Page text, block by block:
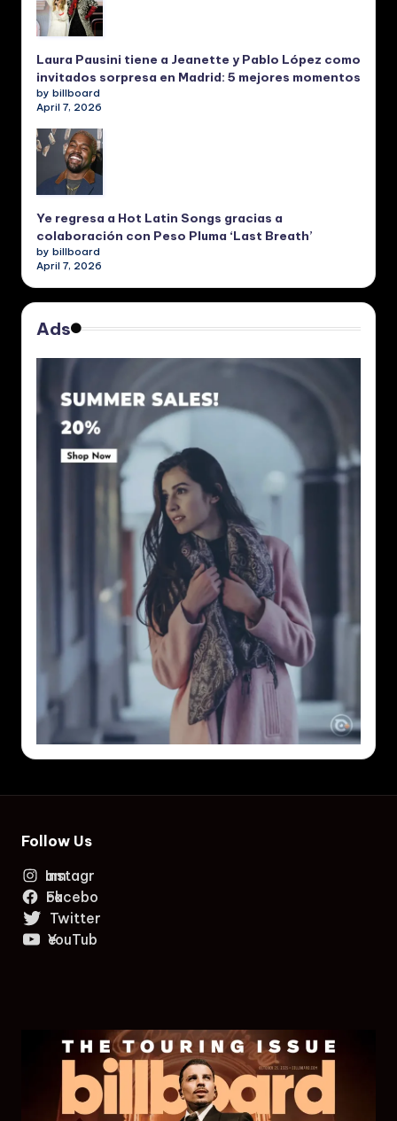
Laura Pausini tiene a Jeanette y Pablo López como
invitados sorpresa en Madrid: 5 mejores momentos
by billboard
April 7, 2026
Ye regresa a Hot Latin Songs gracias a
colaboración con Peso Pluma ‘Last Breath’
by billboard
April 7, 2026
Ads
Follow Us
Instagram
Facebook
Twitter
YouTube